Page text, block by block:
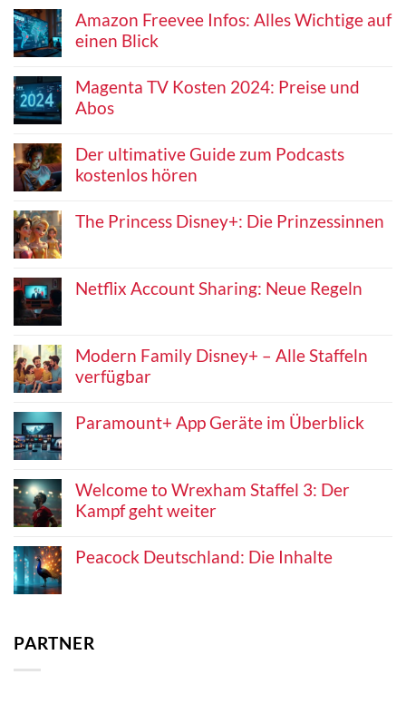
Amazon Freevee Infos: Alles Wichtige auf
einen Blick
Magenta TV Kosten 2024: Preise und
Abos
Der ultimative Guide zum Podcasts
kostenlos hören
The Princess Disney+: Die Prinzessinnen
Netflix Account Sharing: Neue Regeln
Modern Family Disney+ – Alle Staffeln
verfügbar
Paramount+ App Geräte im Überblick
Welcome to Wrexham Staffel 3: Der
Kampf geht weiter
Peacock Deutschland: Die Inhalte
PARTNER